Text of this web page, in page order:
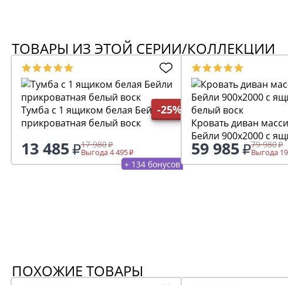
ТОВАРЫ ИЗ ЭТОЙ СЕРИИ/КОЛЛЕКЦИИ
-25%
Тумба с 1 ящиком белая Бейли
прикроватная белый воск
13 485 17 980
Выгода 4 495
+ 134 бонусов
Кровать диван
Бейли 900х2000 с
белый воск
59 985 79 980
Выгода
ПОХОЖИЕ ТОВАРЫ